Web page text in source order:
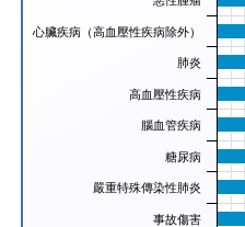
心臟疾病（高血壓性疾病除外）
肺炎
高血壓性疾病
腦血管疾病
糖尿病
嚴重特殊傳染性肺炎
事故傷害